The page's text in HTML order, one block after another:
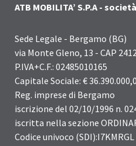
ATB MOBILITA’ S.P.A -
Sede Legale - Bergamo (BG)
via Monte Gleno, 13 - CAP
P.IVA+C.F.: 02485010165
Capitale Sociale: €
Reg. imprese di Bergamo
iscrizione del 02/10/1996 n.
iscritta nella sezione
Codice univoco (SDI):I7KMRGL